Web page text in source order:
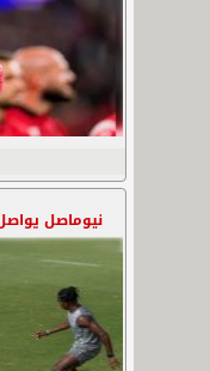
نيوماصل